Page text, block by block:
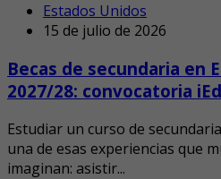
Estados Unidos
15 de julio de 2026
Becas de secundaria en
2027/28: convocatoria
Estudiar un curso de
una de esas experiencias que
imaginan: asistir...